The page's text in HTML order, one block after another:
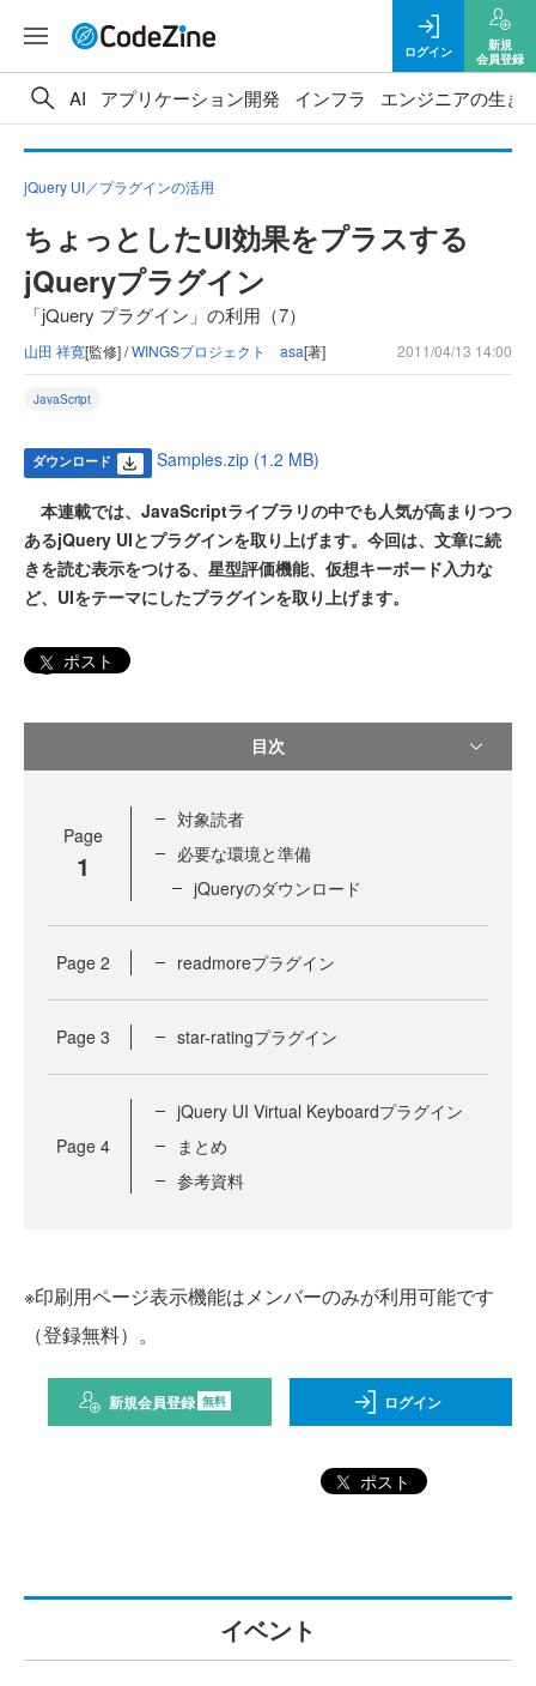
ログイン
新規
会員登録
AI アプリケーション開発 インフラ エンジニアの生き
jQuery UI／プラグインの活用
ちょっとしたUI効果をプラスする
jQueryプラグイン
「jQuery プラグイン」の利用（7）
山田 祥寛[監修] /WINGSプロジェクト asa[著] 2011/04/13 14:00
JavaScript
ダウンロード Samples.zip (1.2 MB)
本連載では、JavaScriptライブラリの中でも人気が高まりつつ
あるjQuery UIとプラグインを取り上げます。今回は、文章に続
きを読む表示をつける、星型評価機能、仮想キーボード入力な
ど、UIをテーマにしたプラグインを取り上げます。
ポスト
目次
Page
1
対象読者
必要な環境と準備
jQueryのダウンロード
Page 2 readmoreプラグイン
Page 3 star-ratingプラグイン
Page 4
jQuery UI Virtual Keyboardプラグイン
まとめ
参考資料
※印刷用ページ表示機能はメンバーのみが利用可能です
（登録無料）。
新規会員登録 無料 ログイン
ポスト
イベント